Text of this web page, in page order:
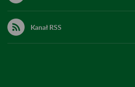
Kanał RSS